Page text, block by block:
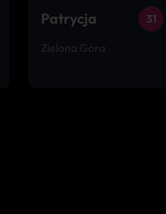
Patrycja 31
Zielona Góra